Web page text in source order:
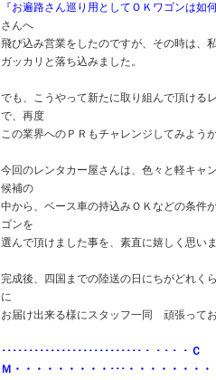
『お遍路さん巡り用としてＯＫワゴンは如
さんへ
飛び込み営業をしたのですが、その時は、
ガッカリと落ち込みました。
でも、こうやって新たに取り組んで頂ける
で、再度
この業界へのＰＲもチャレンジしてみようか
今回のレンタカー屋さんは、色々と軽キャ
候補の
中から、ベース車の持込みＯＫなどの条件
ゴンを
選んで頂けました事を、素直に嬉しく思いま
完成後、四国までの陸送の日にちがどれく
に
お届け出来る様にスタッフ一同 頑張って
･･････････････････････････・・･・・Ｃ
Ｍ・・・・・・・・・･･･・・・・・・・・